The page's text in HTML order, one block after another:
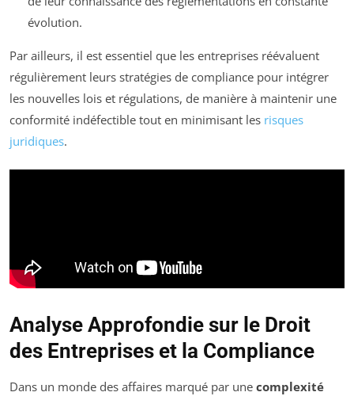
évolution.
Par ailleurs, il est essentiel que les entreprises réévaluent
régulièrement leurs stratégies de compliance pour intégrer
les nouvelles lois et régulations, de manière à maintenir une
conformité indéfectible tout en minimisant les risques
juridiques.
Analyse Approfondie sur le Droit
des Entreprises et la Compliance
Dans un monde des affaires marqué par une complexité